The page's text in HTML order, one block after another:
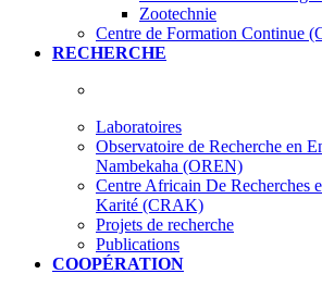
Zootechnie
Centre de Formation Continue
RECHERCHE
Laboratoires
Observatoire de Recherche en
Nambekaha (OREN)
Centre Africain De Recherches
Karité (CRAK)
Projets de recherche
Publications
COOPÉRATION